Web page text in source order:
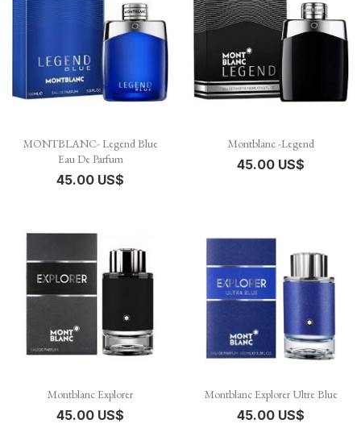
MONTBLANC- Legend Blue
Eau De Parfum
45.00 US$
Montblanc -Legend
45.00 US$
Montblanc Explorer
45.00 US$
Montblanc Explorer Ultre Blue
45.00 US$